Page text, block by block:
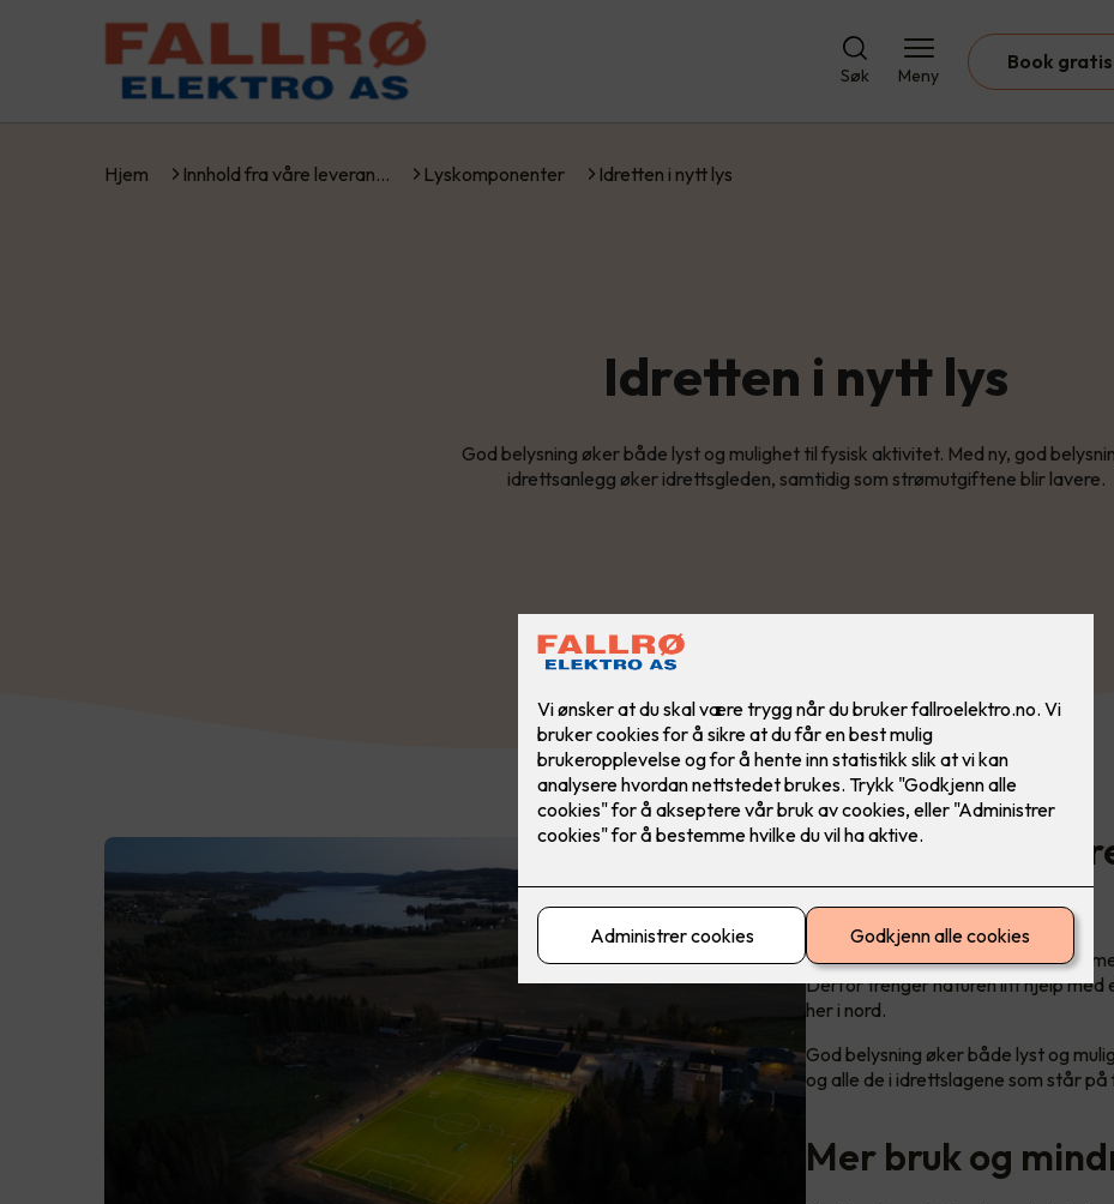
Søk Meny
Book
Hjem Innhold fra våre leveran… Lyskomponenter Idretten i nytt lys
Idretten i nytt lys
God belysning øker både lyst og mulighet til fysisk aktivitet. Med ny, god
idrettsanlegg øker idrettsgleden, samtidig som strømutgiftene blir lavere.
God folkehelse
trenger godt lys
De færreste har anledning til drive
Derfor trenger naturen litt hjelp med
her i nord.
God belysning øker både lyst og
og alle de i idrettslagene som står
Mer bruk og